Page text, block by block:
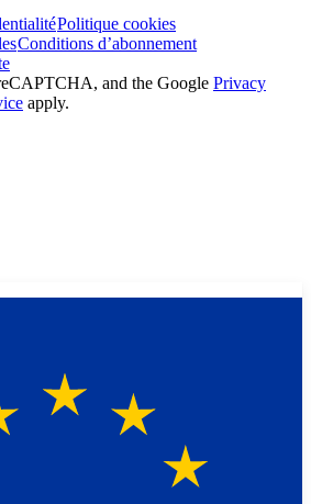
Politique cookies
Conditions d’abonnement
and the Google Privacy
apply.